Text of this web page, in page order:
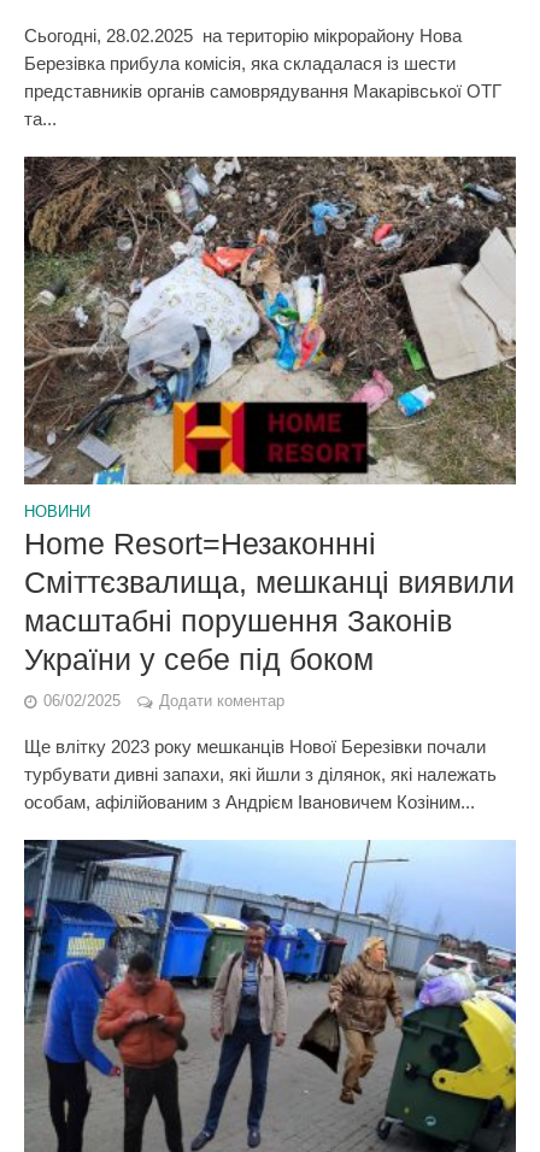
Сьогодні, 28.02.2025 на територію мікрорайону Нова
Березівка прибула комісія, яка складалася із шести
представників органів самоврядування Макарівської ОТГ
та...
НОВИНИ
Home Resort=Незаконнні
Сміттєзвалища, мешканці виявили
масштабні порушення Законів
України у себе під боком
06/02/2025 Додати коментар
Ще влітку 2023 року мешканців Нової Березівки почали
турбувати дивні запахи, які йшли з ділянок, які належать
особам, афілійованим з Андрієм Івановичем Козіним...